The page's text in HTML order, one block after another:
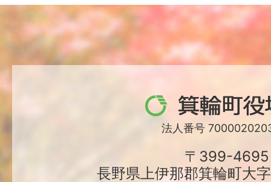
箕
輪
役
法人番号
〒399-4695
長野県上伊那郡箕輪町大